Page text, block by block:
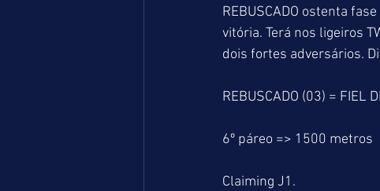
REBUSCADO ostenta
vitória. Terá nos ligeiros
dois fortes adversários.
REBUSCADO (03) = FIEL
6º páreo => 1500 metros
Claiming J1.